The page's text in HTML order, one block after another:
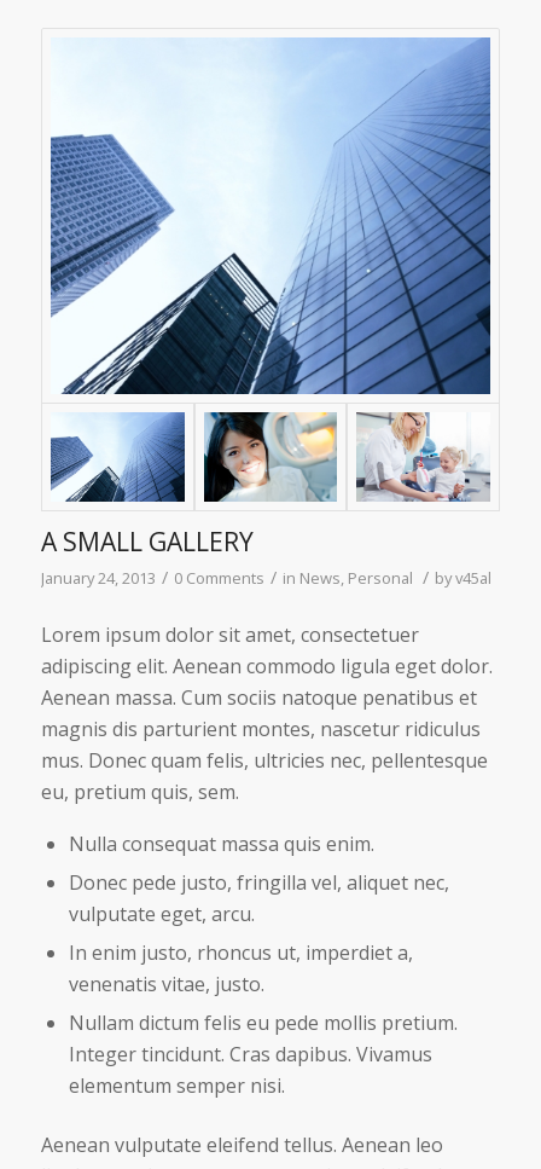
A SMALL GALLERY
January 24, 2013 / 0 Comments / in News Personal / byv45al
Lorem ipsum dolor sit amet, consectetuer
adipiscing elit. Aenean commodo ligula eget dolor.
Aenean massa. Cum sociis natoque penatibus et
magnis dis parturient montes, nascetur ridiculus
mus. Donec quam felis, ultricies nec, pellentesque
eu, pretium quis, sem.
Nulla consequat massa quis enim.
Donec pede justo, fringilla vel, aliquet nec,
vulputate eget, arcu.
In enim justo, rhoncus ut, imperdiet a,
venenatis vitae, justo.
Nullam dictum felis eu pede mollis pretium.
Integer tincidunt. Cras dapibus. Vivamus
elementum semper nisi.
Aenean vulputate eleifend tellus. Aenean leo